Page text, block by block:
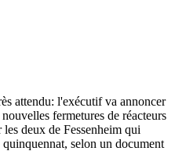
attendu: l'exécutif va annoncer
fermetures de réacteurs
deux de Fessenheim qui
selon un document